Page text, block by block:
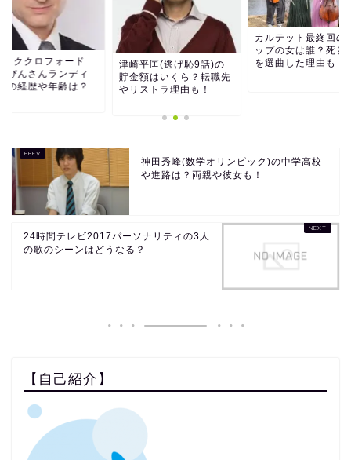
イククロフォード
ぴんさんランディ
)の経歴や年齢は？
津崎平匡(逃げ恥9話)の
貯金額はいくら？転職先
やリストラ理由も！
カルテット最終回の
ップの女は誰？死と
を選曲した理由も！
神田秀峰(数学オリンピック)の中学高校
や進路は？両親や彼女も！
24時間テレビ2017パーソナリティの3人
の歌のシーンはどうなる？
【自己紹介】